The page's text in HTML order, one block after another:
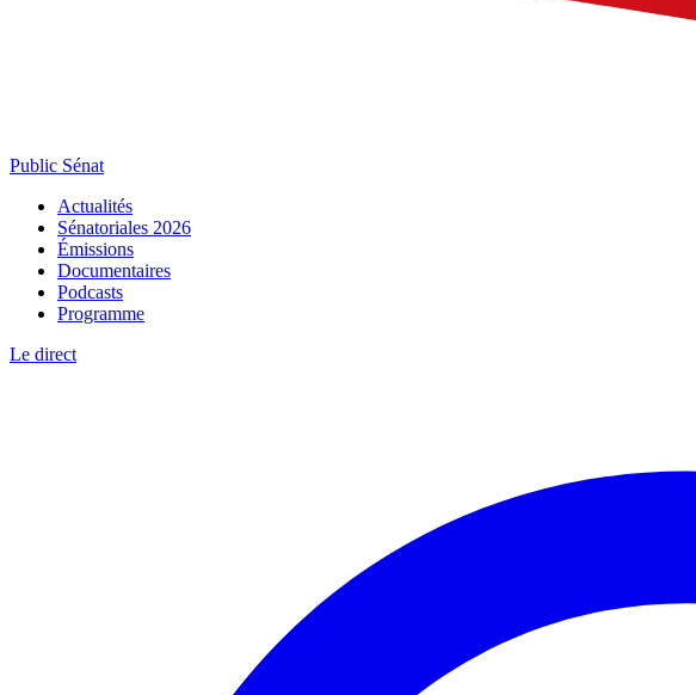
Public Sénat
Actualités
Sénatoriales 2026
Émissions
Documentaires
Podcasts
Programme
Le direct